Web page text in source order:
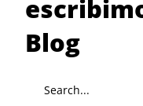
Blog